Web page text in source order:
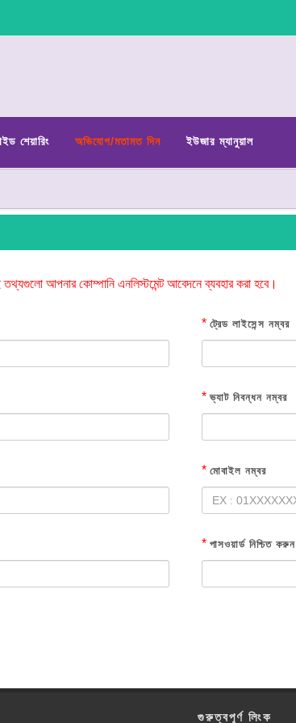
শেয়ারিং অভিযোগ/মতামত দিন ইউজার ম্যানুয়াল
আপনার কোম্পানি এনলিস্টমেন্ট আবেদনে ব্যবহার করা হবে।
* ট্রেড লাইসেন্স নম্বর
* ভ্যাট নিবন্ধন নম্বর
* মোবাইল নম্বর
* পাসওয়ার্ড নিশ্চিত করুন
গুরুত্বপূর্ণ লিংক